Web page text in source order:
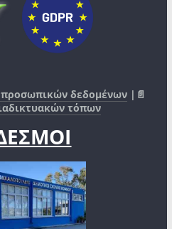
προσωπικών δεδομένων |📄
τόπων